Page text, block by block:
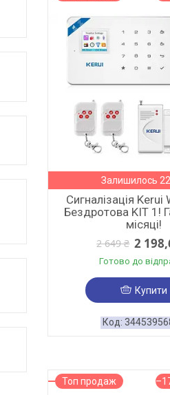
Залишилось 22
Сигналізація Kerui
Бездротова KIT 1!
місяці!
2 649 ₴ 2
Готово до
Купити
Топ продаж